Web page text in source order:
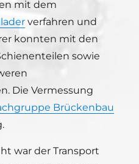
mit dem
verfahren und
konnten mit den
sowie
Die Vermessung
Brückenbau
war der Transport